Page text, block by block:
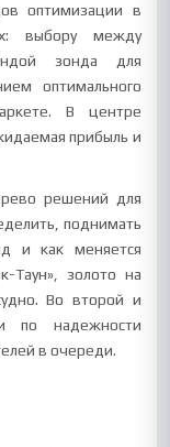
оптимизации в
выбору между
зонда для
оптимального
В центре
прибыль и
решений для
поднимать
и как меняется
Таун», золото на
Во второй и
по надежности
в очереди.